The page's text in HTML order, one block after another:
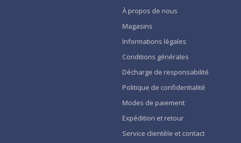
À propos de nous
Magasins
Informations légales
Conditions générales
Décharge de responsabilité
Politique de confidentialité
Modes de paiement
Expédition et retour
Service clientèle et contact